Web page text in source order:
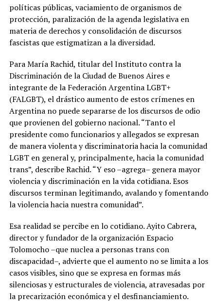
políticas públicas, vaciamiento de organismos de
protección, paralización de la agenda legislativa en
materia de derechos y consolidación de discursos
fascistas que estigmatizan a la diversidad.
Para María Rachid, titular del Instituto contra la
Discriminación de la Ciudad de Buenos Aires e
integrante de la Federación Argentina LGBT+
(FALGBT), el drástico aumento de estos crímenes en
Argentina no puede separarse de los discursos de odio
que provienen del gobierno nacional. “Tanto el
presidente como funcionarios y allegados se expresan
de manera violenta y discriminatoria hacia la comunidad
LGBT en general y, principalmente, hacia la comunidad
trans”, describe Rachid. “Y eso –agrega– genera mayor
violencia y discriminación en la vida cotidiana. Esos
discursos terminan legitimando, avalando y fomentando
la violencia hacia nuestra comunidad”.
Esa realidad se percibe en lo cotidiano. Ayito Cabrera,
director y fundador de la organización Espacio
Tolomocho –que nuclea a personas trans con
discapacidad–, advierte que el aumento no se limita a los
casos visibles, sino que se expresa en formas más
silenciosas y estructurales de violencia, atravesadas por
la precarización económica y el desfinanciamiento.